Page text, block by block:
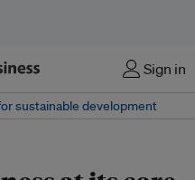
Sign in
sustainable development